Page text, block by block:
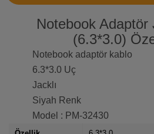
Notebook Adaptör
(6.3*3.0)
Notebook adaptör kablo
6.3*3.0 Uç
Jacklı
Siyah Renk
Model : PM-32430